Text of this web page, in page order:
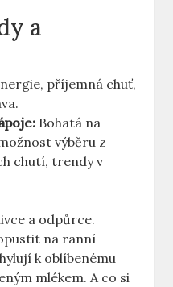
a
příjemná chuť,
Bohatá na
výběru z
⁢chutí, trendy v
a odpůrce.
na ranní
k oblíbenému
mlékem. ⁣A co si